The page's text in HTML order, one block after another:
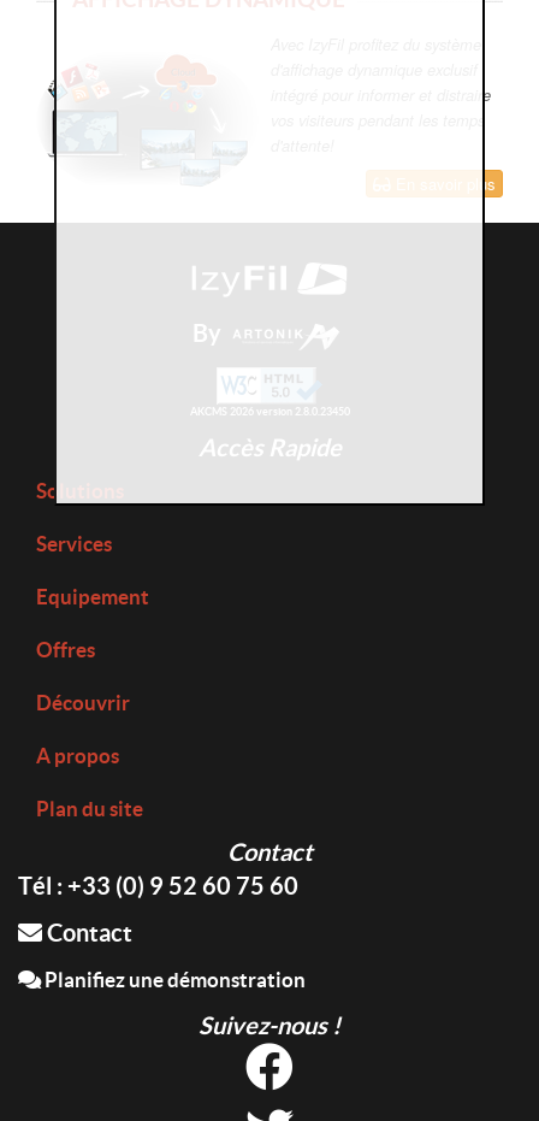
intégré pour informer et distraire
En savoir plus
By
AKCMS 2026 version 2.8.0.23450
Accès Rapide
Solutions
Services
Equipement
Offres
Découvrir
A propos
Plan du site
Contact
Tél : +33 (0) 9 52 60 75 60
Contact
Planifiez une démonstration
Suivez-nous !